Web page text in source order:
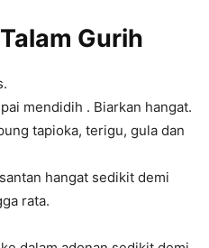
Gurih
mendidih . Biarkan hangat.
tapioka, terigu, gula dan
hangat sedikit demi
rata.